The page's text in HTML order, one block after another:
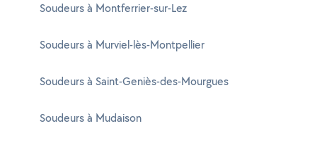
Soudeurs à Montferrier-sur-Lez
Soudeurs à Murviel-lès-Montpellier
Soudeurs à Saint-Geniès-des-Mourgues
Soudeurs à Mudaison